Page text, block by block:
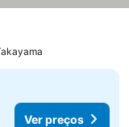
Ver preços